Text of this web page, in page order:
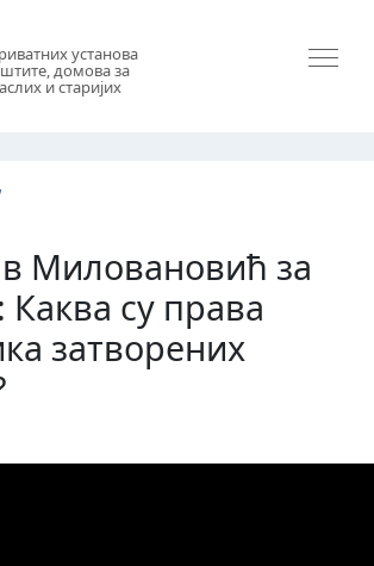
установа
домова за
и старијих
Миловановић за
Каква су права
затворених